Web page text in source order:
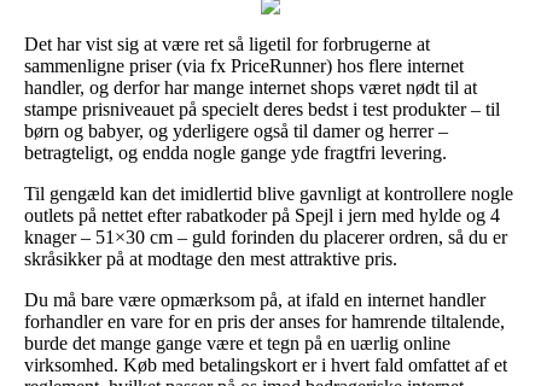
Det har vist sig at være ret så ligetil for forbrugerne at
sammenligne priser (via fx PriceRunner) hos flere internet
handler, og derfor har mange internet shops været nødt til at
stampe prisniveauet på specielt deres bedst i test produkter – til
børn og babyer, og yderligere også til damer og herrer –
betragteligt, og endda nogle gange yde fragtfri levering.
Til gengæld kan det imidlertid blive gavnligt at kontrollere nogle
outlets på nettet efter rabatkoder på Spejl i jern med hylde og 4
knager – 51×30 cm – guld forinden du placerer ordren, så du er
skråsikker på at modtage den mest attraktive pris.
Du må bare være opmærksom på, at ifald en internet handler
forhandler en vare for en pris der anses for hamrende tiltalende,
burde det mange gange være et tegn på en uærlig online
virksomhed. Køb med betalingskort er i hvert fald omfattet af et